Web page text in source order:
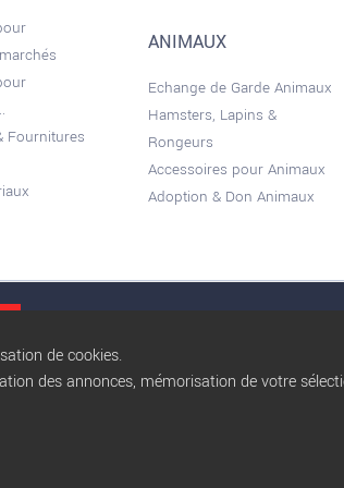
Fournitures
ANIMAUX
Echange de Garde Animaux
Hamsters, Lapins &
Rongeurs
Accessoires pour Animaux
Adoption & Don Animaux
de cookies.
des annonces, mémorisation de votre